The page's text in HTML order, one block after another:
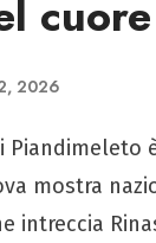
2026
mostra
intreccia